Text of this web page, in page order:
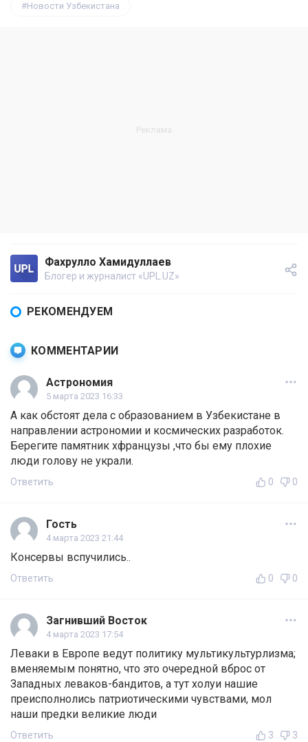
Новости Узбекистана
Фахрулло Хамидуллаев
Блогер и журналист «UPL.UZ»
РЕКОМЕНДУЕМ
КОММЕНТАРИИ
Астрономия
5 марта 2023 16:33
А как обстоят дела с образованием в Узбекистане в
направлении астрономии и космических разработок.
Берегите памятник хфранцузы ,что бы ему плохие
люди голову не украли.
Ответить 0 0
Гость
4 марта 2023 21:44
Консервы вспучились..
Ответить 0 0
Загнивший Восток
4 марта 2023 17:54
Леваки в Европе ведут политику мультикультурлизма;
вменяемым понятно, что это очередной вброс от
Западных леваков-бандитов, а тут холуи нашие
преисполнолись патриотическими чувствами, мол
наши предки великие люди
Ответить 3 3